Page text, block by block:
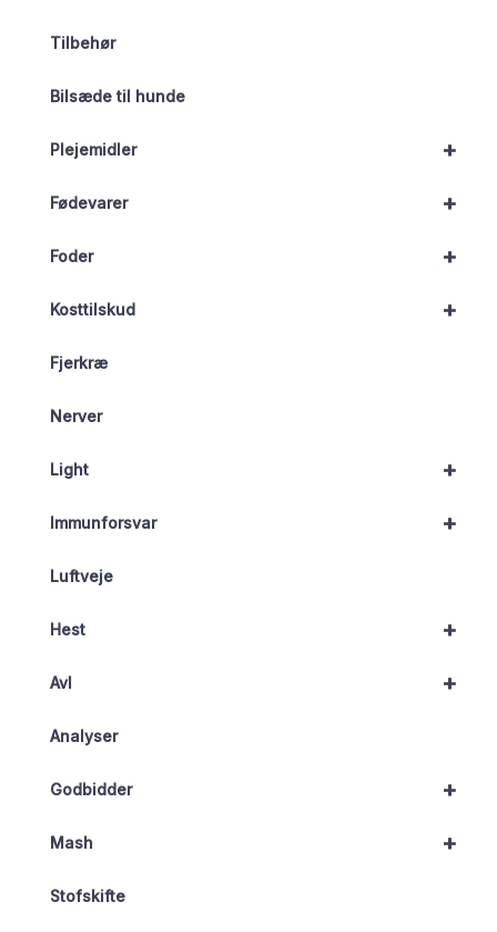
Tilbehør
Bilsæde til hunde
+
Plejemidler
+
Fødevarer
+
Foder
+
Kosttilskud
Fjerkræ
Nerver
+
Light
+
Immunforsvar
Luftveje
+
Hest
+
Avl
Analyser
+
Godbidder
+
Mash
Stofskifte